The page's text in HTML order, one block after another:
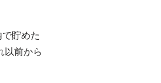
貯めた
以前から